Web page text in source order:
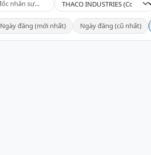
Ngày đăng (mới nhất) Ngày đăng (cũ nhất)